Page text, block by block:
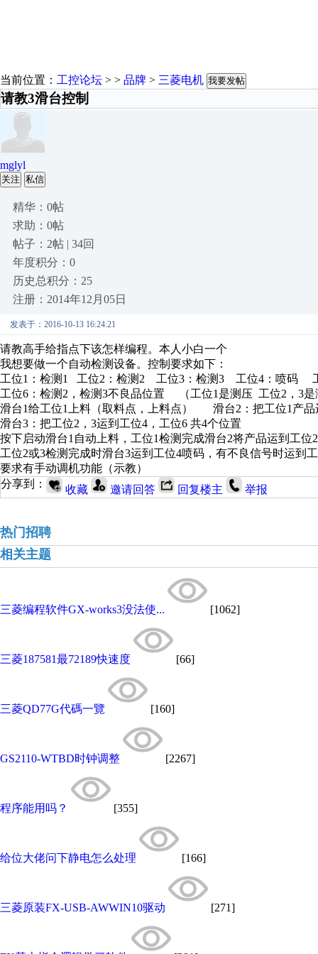
当前位置： 工控论坛 > > 品牌 > 三菱电机 我要发帖
请教3滑台控制
mglyl
关注 私信
精华：0帖
求助：0帖
帖子：2帖 | 34回
年度积分：0
历史总积分：25
注册：2014年12月05日
发表于：2016-10-13 16:24:21
请教高手给指点下该怎样编程。本人小白一个
我想要做一个自动检测设备。控制要求如下：
工位1：检测1 工位2：检测2 工位3：检测3 工位4：喷码
工位6：检测2，检测3不良品位置 （工位1是测压 工位2，3是
滑台1给工位1上料（取料点，上料点） 滑台2：把工位1产品
滑台3：把工位2，3运到工位4，工位6 共4个位置
按下启动滑台1自动上料，工位1检测完成滑台2将产品运到工位
工位2或3检测完成时滑台3运到工位4喷码，有不良信号时运到
要求有手动调机功能（示教）
分享到：
收藏 邀请回答 回复楼主 举报
热门招聘
相关主题
三菱编程软件GX-works3没法使... [1062]
三菱187581最72189快速度 [66]
三菱QD77G代碼一覽 [160]
GS2110-WTBD时钟调整 [2267]
程序能用吗？ [355]
给位大佬问下静电怎么处理 [166]
三菱原装FX-USB-AWWIN10驱动 [271]